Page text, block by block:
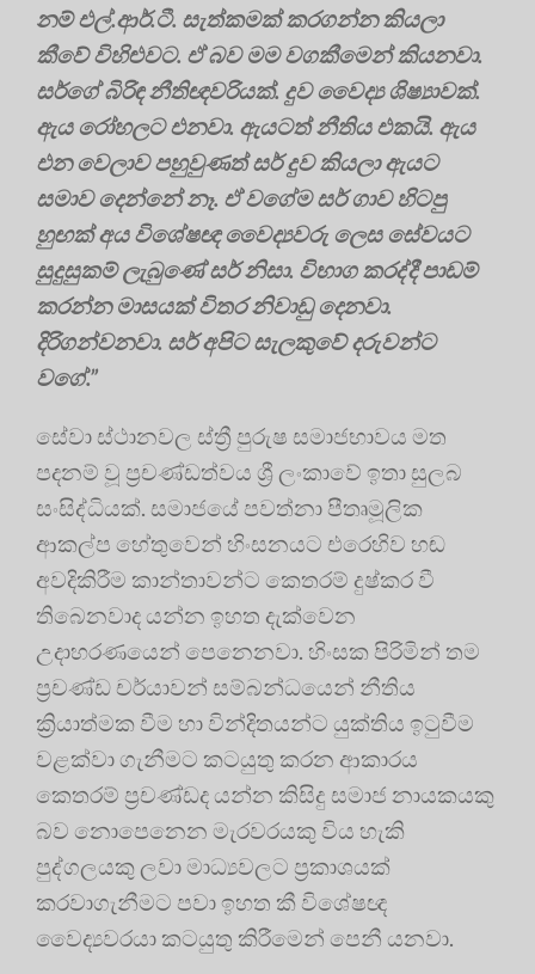
නම් එල්.ආර්.ටී. සැත්කමක් කරගන්න කියලා
කීවේ විහිළුවට. ඒ බව මම වගකීමෙන් කියනවා.
සර්ගේ බිරිඳ නීතිඥවරියක්. දුව වෛද්‍ය ශිෂ්‍යාවක්.
ඇය රෝහලට එනවා. ඇයටත් නීතිය එකයි. ඇය
එන වෙලාව පහුවුණත් සර් දුව කියලා ඇයට
සමාව දෙන්නේ නෑ. ඒ වගේම සර් ගාව හිටපු
හුඟක් අය විශේෂඥ වෛද්‍යවරු ලෙස සේවයට
සුදුසුකම් ලැබුණේ සර් නිසා. විභාග කරද්දී පාඩම්
කරන්න මාසයක් විතර නිවාඩු දෙනවා.
දිරිගන්වනවා. සර් අපිට සැලකුවේ දරුවන්ට
වගේ.”
සේවා ස්ථානවල ස්ත්‍රී පුරුෂ සමාජභාවය මත
පදනම් වූ ප්‍රචණ්ඩත්වය ශ්‍රී ලංකාවේ ඉතා සුලබ
සංසිද්ධියක්. සමාජයේ පවත්නා පීතෘමූලික
ආකල්ප හේතුවෙන් හිංසනයට එරෙහිව හඬ
අවදිකිරීම කාන්තාවන්ට කෙතරම් දුෂ්කර වී
තිබෙනවාද යන්න ඉහත දැක්වෙන
උදාහරණයෙන් පෙනෙනවා. හිංසක පිරිමින් තම
ප්‍රචණ්ඩ චර්යාවන් සම්බන්ධයෙන් නීතිය
ක්‍රියාත්මක වීම හා වින්දිතයන්ට යුක්තිය ඉටුවීම
වළක්වා ගැනීමට කටයුතු කරන ආකාරය
කෙතරම් ප්‍රචණ්ඩද යන්න කිසිදු සමාජ නායකයකු
බව නොපෙනෙන මැරවරයකු විය හැකි
පුද්ගලයකු ලවා මාධ්‍යවලට ප්‍රකාශයක්
කරවාගැනීමට පවා ඉහත කී විශේෂඥ
වෛද්‍යවරයා කටයුතු කිරීමෙන් පෙනී යනවා.